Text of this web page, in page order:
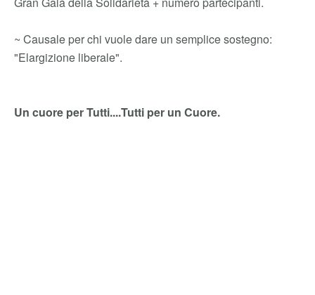
~ Causale per chi vuole dare un semplice sostegno:
"Elargizione liberale".
Un cuore per Tutti....Tutti per un Cuore.